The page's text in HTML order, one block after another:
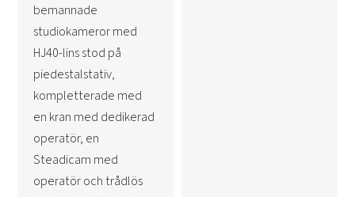
bemannade
studiokameror med
HJ40-lins stod på
piedestalstativ,
kompletterade med
en kran med dedikerad
operatör, en
Steadicam med
operatör och trådlös